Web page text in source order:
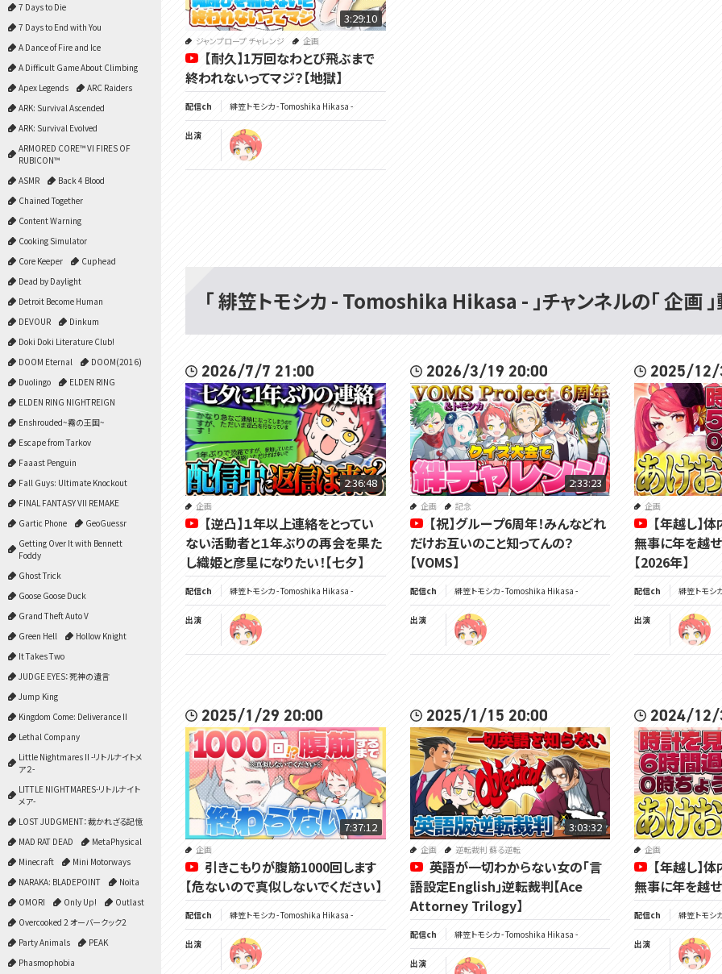
7 Days to Die
7 Days to End with You
A Dance of Fire and Ice
A Difficult Game About Climbing
Apex Legends
ARC Raiders
ARK: Survival Ascended
ARK: Survival Evolved
ARMORED CORE™ VI FIRES OF
RUBICON™
ASMR
Back 4 Blood
Chained Together
Content Warning
Cooking Simulator
Core Keeper
Cuphead
Dead by Daylight
Detroit Become Human
DEVOUR
Dinkum
Doki Doki Literature Club!
DOOM Eternal
DOOM(2016)
Duolingo
ELDEN RING
ELDEN RING NIGHTREIGN
Enshrouded~霧の王国~
Escape from Tarkov
Faaast Penguin
Fall Guys: Ultimate Knockout
FINAL FANTASY VII REMAKE
Gartic Phone
GeoGuessr
Getting Over It with Bennett
Foddy
Ghost Trick
Goose Goose Duck
Grand Theft Auto V
Green Hell
Hollow Knight
It Takes Two
JUDGE EYES：死神の遺言
Jump King
Kingdom Come: Deliverance II
Lethal Company
Little Nightmares II -リトルナイトメ
ア２-
LITTLE NIGHTMARES-リトルナイト
メア-
LOST JUDGMENT：裁かれざる記憶
MAD RAT DEAD
MetaPhysical
Minecraft
Mini Motorways
NARAKA: BLADEPOINT
Noita
OMORI
Only Up!
Outlast
Overcooked 2 オーバークック2
Party Animals
PEAK
Phasmophobia
3:29:10
ジャンプロープ チャレンジ 企画
【耐久】1万回なわとび飛ぶまで
終われないってマジ？【地獄】
配信ch 緋笠トモシカ - Tomoshika Hikasa -
出演
「 緋笠トモシカ - Tomoshika Hikasa - 」チャンネルの「 企画
2026/7/7 21:00
2:36:48
企画
【逆凸】１年以上連絡をとってい
ない活動者と１年ぶりの再会を果た
し織姫と彦星になりたい！【七夕】
配信ch 緋笠トモシカ - Tomoshika Hikasa -
出演
2026/3/19 20:00
2:33:23
企画 記念
【祝】グループ6周年！みんなどれ
だけお互いのこと知ってんの？
【VOMS】
配信ch 緋笠トモシカ - Tomoshika Hikasa -
出演
2025/12/
企画
【年越し】
無事に年を越
【2026年】
配信ch 緋笠トモシ
出演
2025/1/29 20:00
7:37:12
企画
引きこもりが腹筋1000回します
【危ないので真似しないでください】
配信ch 緋笠トモシカ - Tomoshika Hikasa -
出演
2025/1/15 20:00
3:03:32
企画 逆転裁判 蘇る逆転
英語が一切わからない女の「言
語設定English」逆転裁判【Ace
Attorney Trilogy】
配信ch 緋笠トモシカ - Tomoshika Hikasa -
出演
2024/12/
企画
【年越し】
無事に年を越せ
配信ch 緋笠トモシ
出演